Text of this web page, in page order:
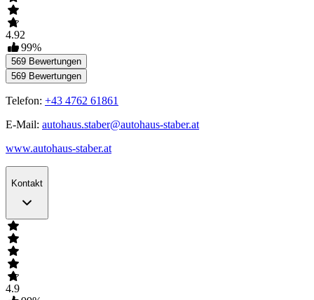
4.92
99%
569 Bewertungen
569 Bewertungen
Telefon: +43 4762 61861
E-Mail: autohaus.staber@autohaus-staber.at
www.autohaus-staber.at
Kontakt
4.9